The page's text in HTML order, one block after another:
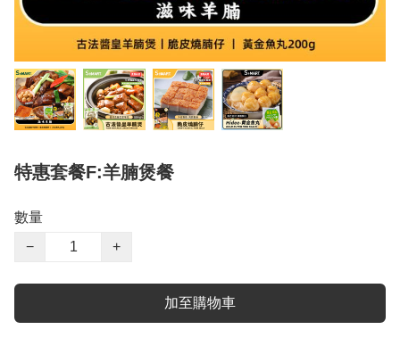
特惠套餐F:羊腩煲餐
數量
−
+
加至購物車